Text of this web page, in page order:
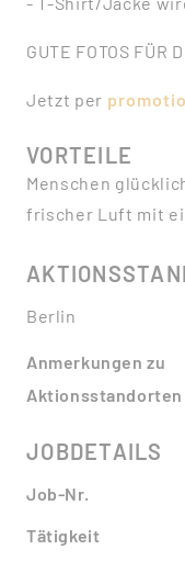
GUTE FOTOS FÜR
Jetzt per
VORTEILE
Menschen
frischer Luft mit
Berlin
Anmerkungen zu
Aktionsstandorten
JOBDETAILS
Job-Nr.
Tätigkeit